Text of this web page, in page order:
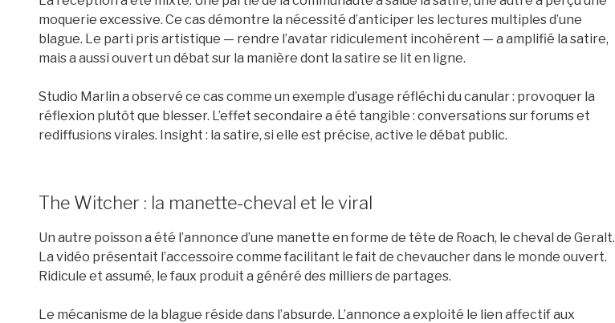
moquerie excessive. Ce cas démontre la nécessité d’anticiper les lectures multiples d’une
blague. Le parti pris artistique — rendre l’avatar ridiculement incohérent — a amplifié la satire,
mais a aussi ouvert un débat sur la manière dont la satire se lit en ligne.
Studio Marlin a observé ce cas comme un exemple d’usage réfléchi du canular : provoquer la
réflexion plutôt que blesser. L’effet secondaire a été tangible : conversations sur forums et
rediffusions virales. Insight : la satire, si elle est précise, active le débat public.
The Witcher : la manette-cheval et le viral
Un autre poisson a été l’annonce d’une manette en forme de tête de Roach, le cheval de Geralt.
La vidéo présentait l’accessoire comme facilitant le fait de chevaucher dans le monde ouvert.
Ridicule et assumé, le faux produit a généré des milliers de partages.
Le mécanisme de la blague réside dans l’absurde. L’annonce a exploité le lien affectif aux